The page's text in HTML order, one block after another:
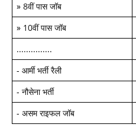
» 8वीं पास जॉब
» 10वीं पास जॉब
...............
- आर्मी भर्ती रैली
- नौसेना भर्ती
- असम राइफल जॉब